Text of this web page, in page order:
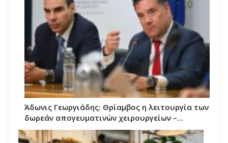
Άδωνις Γεωργιάδης: Θρίαμβος η λειτουργία των
δωρεάν απογευματινών χειρουργείων –…